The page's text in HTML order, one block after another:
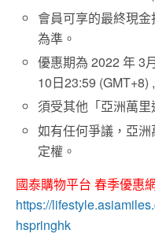
會員可享的最終現
為準。
優惠期為 2022 年 3
10日23:59 (GMT+8)
須受其他「亞洲萬
如有任何爭議，亞
定權。
國泰購物平台 春季優惠
https://
hspringhk